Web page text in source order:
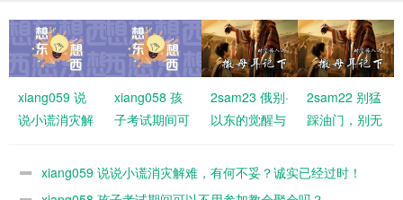
xiang059 说
说小谎消灾解
xiang058 孩
子考试期间可
会聚会吗？
2sam23 俄别·
以东的觉醒与
2sam22 别猛
踩油门，别无
神同行
xiang059 说说小谎消灾解难，有何不妥？诚实已经过时！